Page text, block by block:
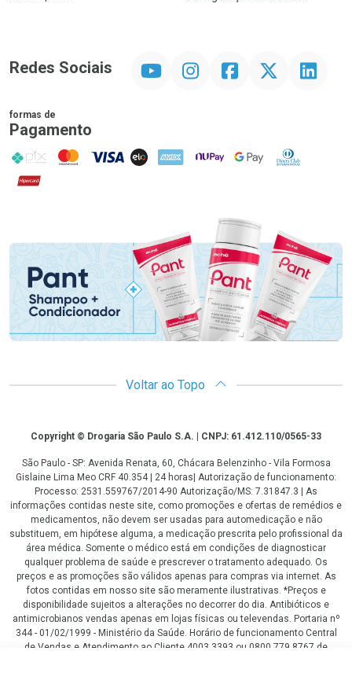
Redes Sociais InstagramFacebookTwitter Linkedin
formas de
Pagamento
PIX MasterCard
VISA ELO AMEX NuPay Google PayDiners Club
Hipercard
Promoção em Destaque
Voltar ao Topo
CopyrightCopyright © Drogaria São Paulo S.A. | CNPJ: 61.412.110/0565-33
São Paulo - SP: Avenida Renata, 60, Chácara Belenzinho - Vila Formosa
Gislaine Lima Meo CRF 40.354 | 24 horas| Autorização de funcionamento:
Processo: 2531.559767/2014-90 Autorização/MS: 7.31847.3 | As
informações contidas neste site, como promoções e ofertas de remédios e
medicamentos, não devem ser usadas para automedicação e não
substituem, em hipótese alguma, a medicação prescrita pelo profissional da
área médica. Somente o médico está em condições de diagnosticar
qualquer problema de saúde e prescrever o tratamento adequado. Os
preços e as promoções são válidos apenas para compras via internet. As
fotos contidas em nosso site são meramente ilustrativas. *Preços e
disponibilidade sujeitos a alterações no decorrer do dia. Antibióticos e
antimicrobianos vendas apenas em lojas físicas ou televendas. Portaria nº
344 - 01/02/1999 - Ministério da Saúde. Horário de funcionamento Central
de Vendas e Atendimento ao Cliente 4003 3393 ou 0800 779 8767 de